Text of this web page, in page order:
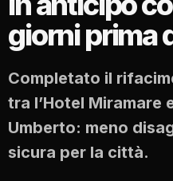
giorni prima
Completato il
tra l’Hotel Miramare
Umberto: meno
sicura per la città.